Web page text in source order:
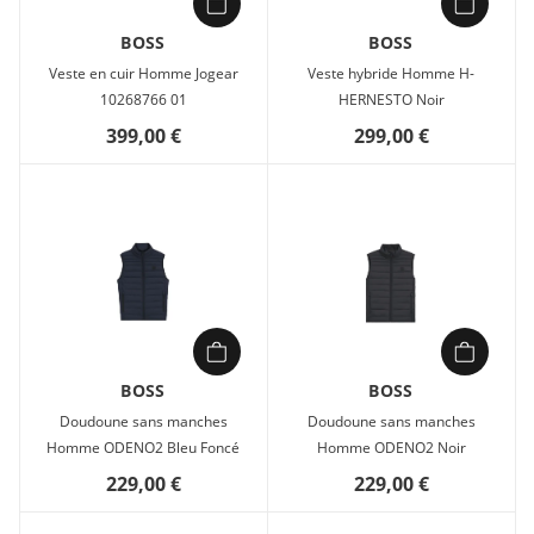
BOSS
Veste en cuir Homme Jogear
10268766 01
399,00 €
BOSS
Veste hybride Homme H-
HERNESTO Noir
299,00 €
BOSS
Doudoune sans manches
Homme ODENO2 Bleu Foncé
229,00 €
BOSS
Doudoune sans manches
Homme ODENO2 Noir
229,00 €